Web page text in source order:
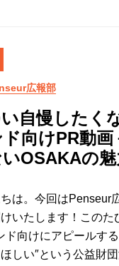
い自慢したく
向けPR動画
OSAKAの魅
広報部
は。今回はPenseur
いたします！このた
ド向けにアピールす
しい″という公益財